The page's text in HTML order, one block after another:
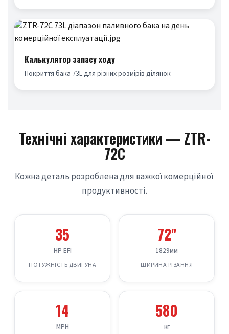
Калькулятор запасу ходу
Покриття бака 73L для різних розмірів ділянок
Технічні характеристики — ZTR-
72C
Кожна деталь розроблена для важкої комерційної
продуктивності.
35
HP EFI
ПОТУЖНІСТЬ ДВИГУНА
72"
1829мм
ШИРИНА РІЗАННЯ
14
MPH
580
кг